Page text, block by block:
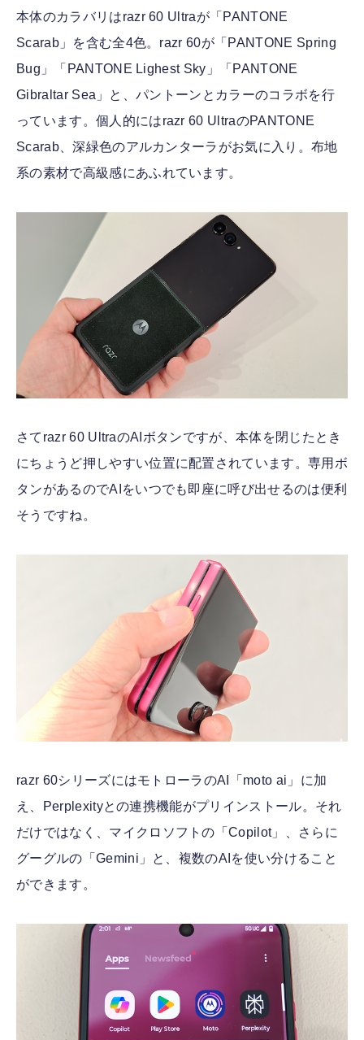
本体のカラバリはrazr 60 Ultraが「PANTONE
Scarab」を含む全4色。razr 60が「PANTONE Spring
Bug」「PANTONE Lighest Sky」「PANTONE
Gibraltar Sea」と、パントーンとカラーのコラボを行
っています。個人的にはrazr 60 UltraのPANTONE
Scarab、深緑色のアルカンターラがお気に入り。布地
系の素材で高級感にあふれています。
さてrazr 60 UltraのAIボタンですが、本体を閉じたとき
にちょうど押しやすい位置に配置されています。専用ボ
タンがあるのでAIをいつでも即座に呼び出せるのは便利
そうですね。
razr 60シリーズにはモトローラのAI「moto ai」に加
え、Perplexityとの連携機能がプリインストール。それ
だけではなく、マイクロソフトの「Copilot」、さらに
グーグルの「Gemini」と、複数のAIを使い分けること
ができます。